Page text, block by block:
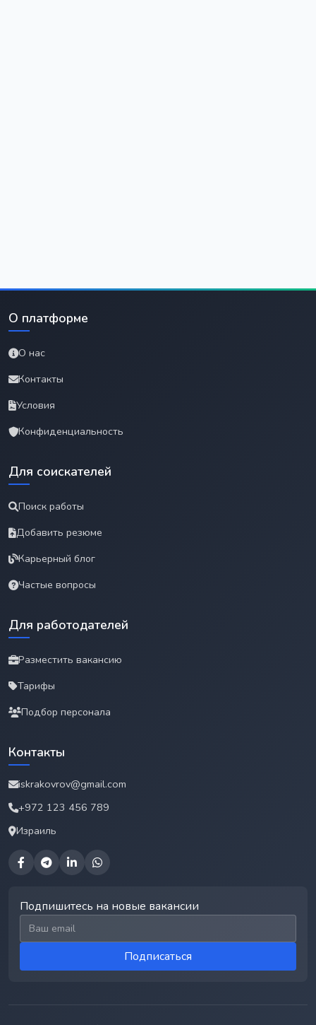
О платформе
О нас
Контакты
Условия
Конфиденциальность
Для соискателей
Поиск работы
Добавить резюме
Карьерный блог
Частые вопросы
Для работодателей
Разместить вакансию
Тарифы
Подбор персонала
Контакты
iskrakovrov@gmail.com
+972 123 456 789
Израиль
Подпишитесь на новые вакансии
Email для подписки
Подписаться